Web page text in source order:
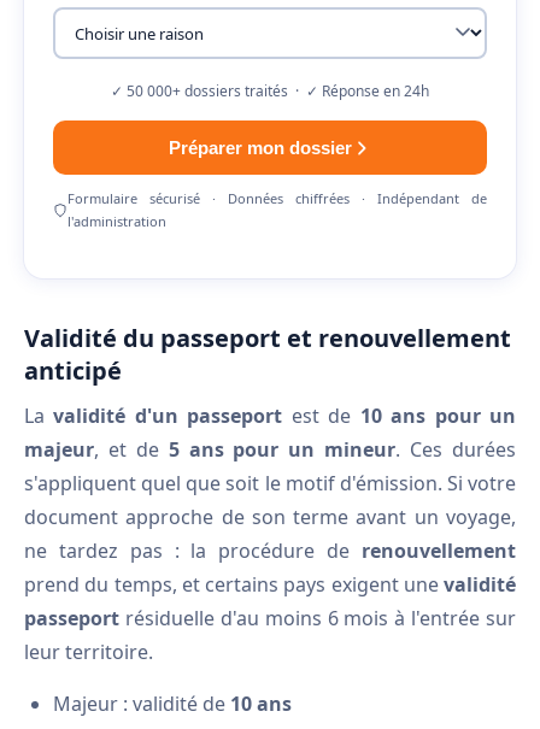
✓ 50 000+ dossiers traités · ✓ Réponse en 24h
Préparer mon dossier
Formulaire sécurisé · Données chiffrées · Indépendant de
l'administration
Validité du passeport et renouvellement
anticipé
Lavalidité d'un passeport est de 10 ans pour un
majeur, et de 5 ans pour un mineur. Ces durées
s'appliquent quel que soit le motif d'émission. Si votre
document approche de son terme avant un voyage,
ne tardez pas : la procédure de renouvellement
prend du temps, et certains pays exigent unevalidité
passeport résiduelle d'au moins 6 mois à l'entrée sur
leur territoire.
Majeur : validité de 10 ans